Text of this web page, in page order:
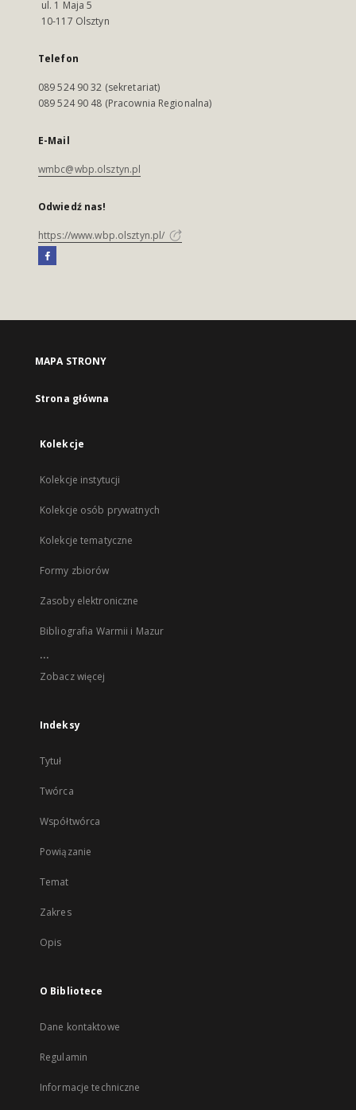
ul. 1 Maja 5
10-117 Olsztyn
Telefon
089 524 90 32 (sekretariat)
089 524 90 48 (Pracownia Regionalna)
E-Mail
wmbc@wbp.olsztyn.pl
Odwiedź nas!
https://www.wbp.olsztyn.pl/
MAPA STRONY
Strona główna
Kolekcje
Kolekcje instytucji
Kolekcje osób prywatnych
Kolekcje tematyczne
Formy zbiorów
Zasoby elektroniczne
Bibliografia Warmii i Mazur
...
Zobacz więcej
Indeksy
Tytuł
Twórca
Współtwórca
Powiązanie
Temat
Zakres
Opis
O Bibliotece
Dane kontaktowe
Regulamin
Informacje techniczne